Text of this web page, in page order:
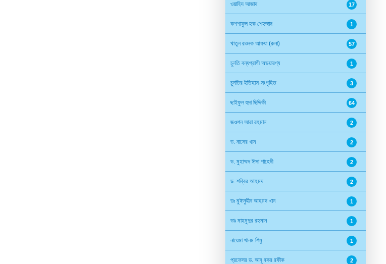
ওয়াহিদ আজাদ 17
কশশাফুল হক শেহজাদ 1
খাতুন রওনক আফযা (রুনা) 57
চুনতি বন্যপ্রাণী অভয়ারণ্য 1
চুনতির ইতিহাস-সংগৃহিত 3
ছাইফুল হুদা ছিদ্দিকী 64
জওশন আরা রহমান 2
ড. নাসের খান 2
ড. মুহাম্মদ ঈসা শাহেদী 2
ড. শব্বির আহমদ 2
ডঃ মুঈনুদ্দীন আহমদ খান 1
ডাঃ মাহমুদুর রহমান 1
নায়েমা খানম শিমু 1
প্রফেসর ড. আবু বকর রফীক 2